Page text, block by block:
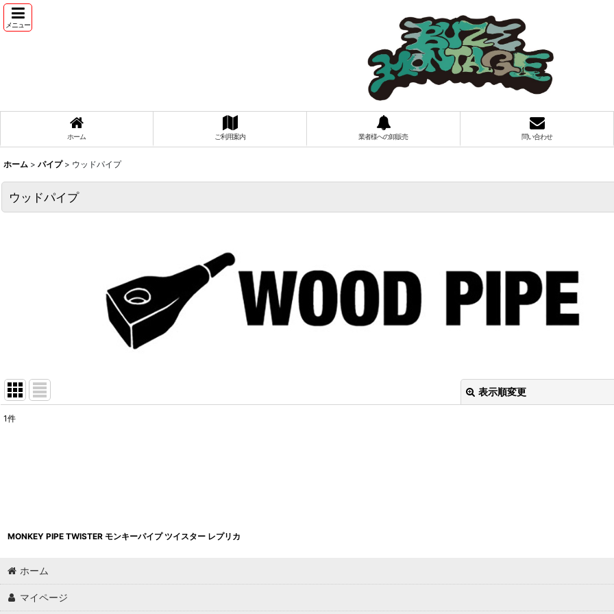
メニュー
ホーム ご利用案内 業者様への卸販売 問い合わせ
ホーム > パイプ > ウッドパイプ
ウッドパイプ
表示順変更
1件
MONKEY PIPE TWISTER モンキーパイプ ツイスター レプリカ
ホーム
マイページ